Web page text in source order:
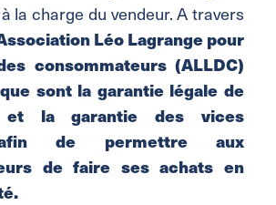
la charge du vendeur. A travers
Léo Lagrange pour
consommateurs (ALLDC)
sont la garantie légale de
et la garantie des vices
de permettre aux
de faire ses achats en